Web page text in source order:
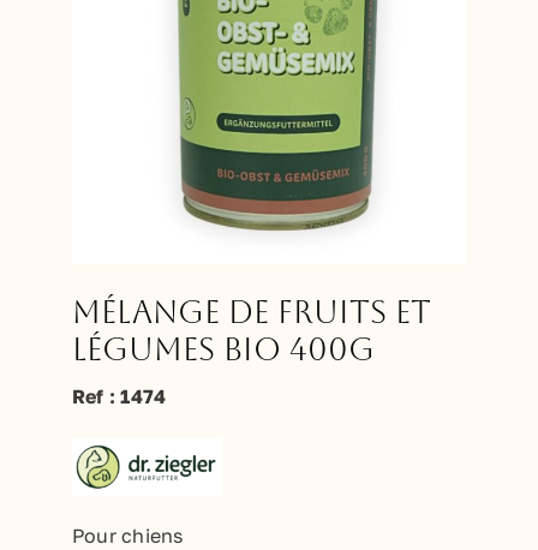
Mélange de fruits et
légumes bio 400g
Ref : 1474
Pour chiens